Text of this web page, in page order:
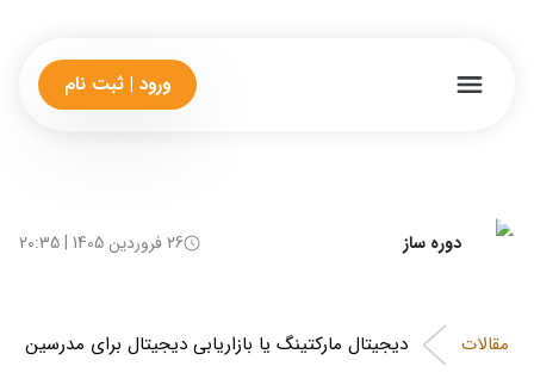
ورود | ثبت نام
دوره ساز 26 فروردین 1405 | 20:35
مقالات دیجیتال مارکتینگ یا بازاریابی دیجیتال برای مدرسین